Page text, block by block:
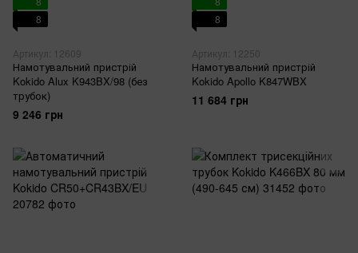
8
Артикул: 12609
Намотувальний пристрій
Kokido Alux K943BX/98 (без
трубок)
9 246 грн
8
Артикул: 12250
Намотувальний пристрій
Kokido Apollo K847WBX
11 684 грн